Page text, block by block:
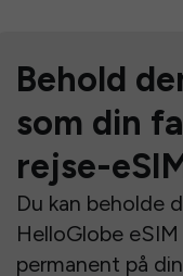
Behold
som din
rejse-
Du kan beholde
HelloGlobe eSIM
permanent på din